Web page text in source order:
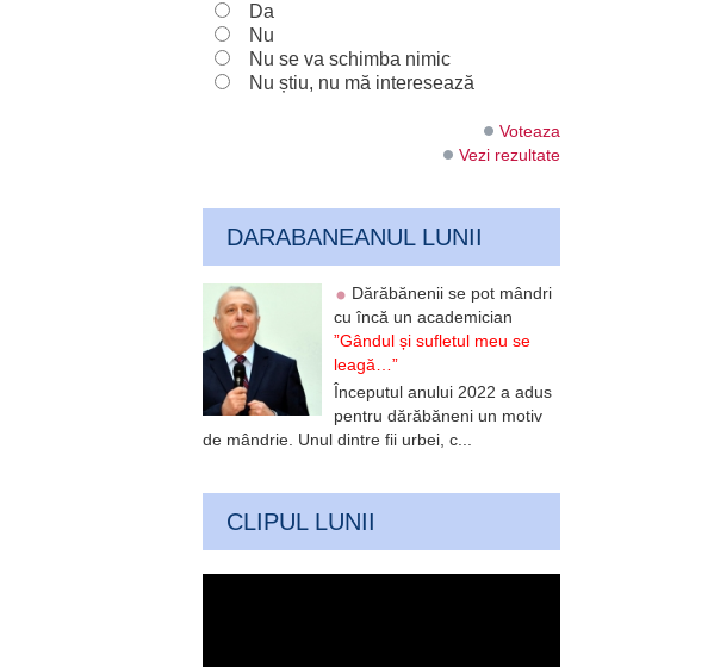
Da
Nu
Nu se va schimba nimic
Nu știu, nu mă interesează
Voteaza
Vezi rezultate
DARABANEANUL LUNII
Dărăbănenii se pot mândri
cu încă un academician
”Gândul și sufletul meu se
leagă…”
Începutul anului 2022 a adus
pentru dărăbăneni un motiv
de mândrie. Unul dintre fii urbei, c...
CLIPUL LUNII